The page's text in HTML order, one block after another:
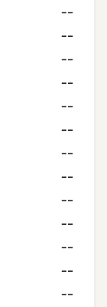
--
--
--
--
--
--
--
--
--
--
--
--
--